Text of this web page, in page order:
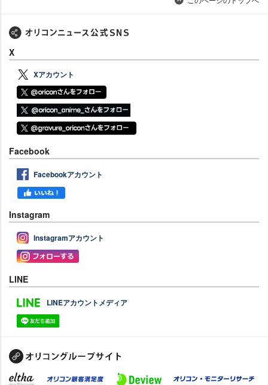
X
Xアカウント
Facebook
Facebookアカウント
Instagram
Instagramアカウント
LINE
LINEアカウントメディア